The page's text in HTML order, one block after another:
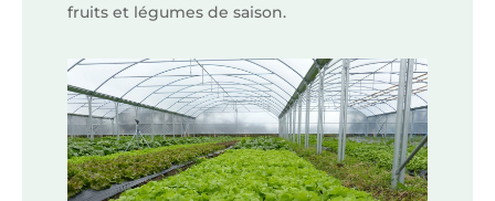
fruits et légumes de saison.